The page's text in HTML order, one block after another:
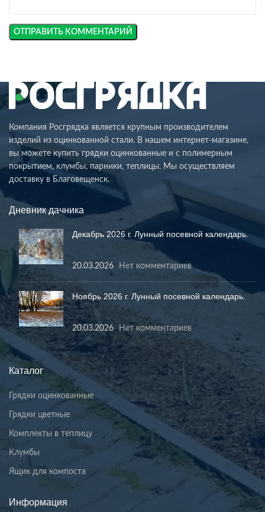
Компания Росгрядка является крупным производителем
изделий из оцинкованной стали. В нашем интернет-магазине,
вы можете купить грядки оцинкованные и с полимерным
покрытием, клумбы, парники, теплицы. Мы осуществляем
доставку в Благовещенск.
Дневник дачника
Декабрь 2026 г. Лунный посевной календарь.
20.03.2026 Нет комментариев
Ноябрь 2026 г. Лунный посевной календарь.
20.03.2026 Нет комментариев
Каталог
Грядки оцинкованные
Грядки цветные
Комплекты в теплицу
Клумбы
Ящик для компоста
Информация